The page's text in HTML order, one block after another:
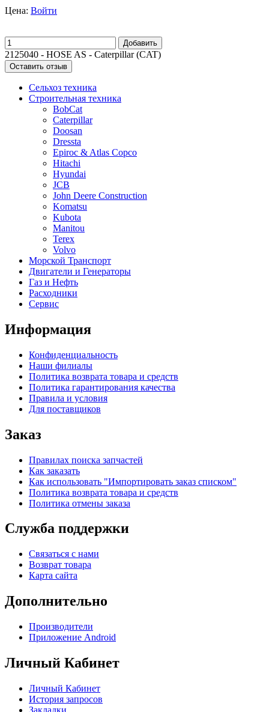
Цена: Войти
Добавить
2125040 - HOSE AS - Caterpillar (CAT)
Оставить отзыв
Сельхоз техника
Строительная техника
BobCat
Caterpillar
Doosan
Dressta
Epiroc & Atlas Copco
Hitachi
Hyundai
JCB
John Deere Construction
Komatsu
Kubota
Manitou
Terex
Volvo
Морской Транспорт
Двигатели и Генераторы
Газ и Нефть
Расходники
Сервис
Информация
Конфиденциальность
Наши филиалы
Политика возврата товара и средств
Политика гарантирования качества
Правила и условия
Для поставщиков
Заказ
Правилах поиска запчастей
Как заказать
Как использовать "Импортировать заказ списком"
Политика возврата товара и средств
Политика отмены заказа
Служба поддержки
Связаться с нами
Возврат товара
Карта сайта
Дополнительно
Производители
Приложение Android
Личный Кабинет
Личный Кабинет
История запросов
Закладки